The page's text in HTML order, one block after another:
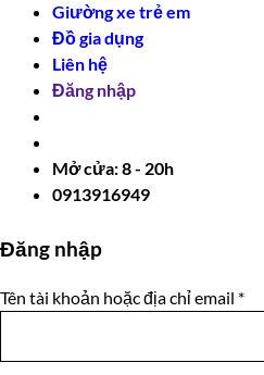
Giường xe trẻ em
Đồ gia dụng
Liên hệ
Đăng nhập
Mở cửa: 8 - 20h
0913916949
Đăng nhập
Tên tài khoản hoặc địa chỉ email *Bắt